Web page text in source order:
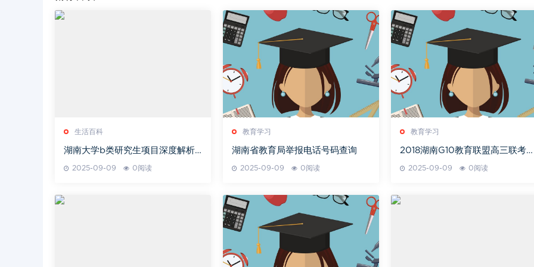
生活百科
湖南大学b类研究生项目深度解析-
招生特点与备考指南
2025-09-09 0阅读
教育学习
湖南省教育局举报电话号码查询
2025-09-09 0阅读
教育学习
2018湖南G10教育联盟高三联考
2025-09-09 0阅读